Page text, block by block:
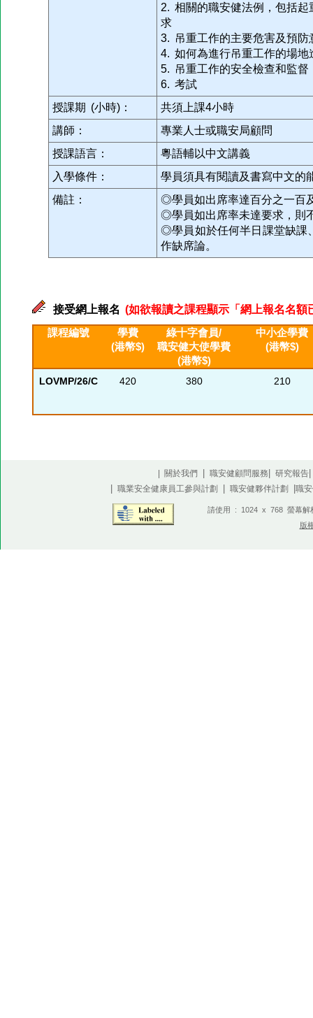
2. 相關的職安健法例，包括
求
3. 吊重工作的主要危害及預防
4. 如何為進行吊重工作的場地
5. 吊重工作的安全檢查和監督
6. 考試
授課期 (小時)：
共須上課4小時
講師：
專業人士或職安局顧問
授課語言：
粵語輔以中文講義
入學條件：
學員須具有閱讀及書寫中文的
備註：
◎學員如出席率達百分之一百
◎學員如出席率未達要求，則
◎學員如於任何半日課堂缺課
作缺席論。
接受網上報名 (如欲報讀之課程顯示「網上報名名
課程編號
學費
(港幣$)
綠十字會員/
職安健大使學費
(港幣$)
中小企學費
(港幣$)
LOVMP/26/C 420 380 210
| 關於我們| 職安健顧問服務 研究報告
職業安全健康員工參與計劃 職安健夥伴計劃 職
請使用 : 1024 x 768 螢幕解
版